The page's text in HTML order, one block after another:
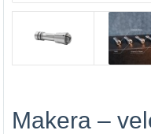
Makera –